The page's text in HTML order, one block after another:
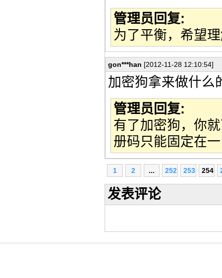
管理员回复:
为了平衡，希望
gon***han [2012-11-28 12:10:54]
加密狗拿来做什么
管理员回复:
有了加密狗，你
册码只能固定在
1 2 ... 252 253 254
发表评论